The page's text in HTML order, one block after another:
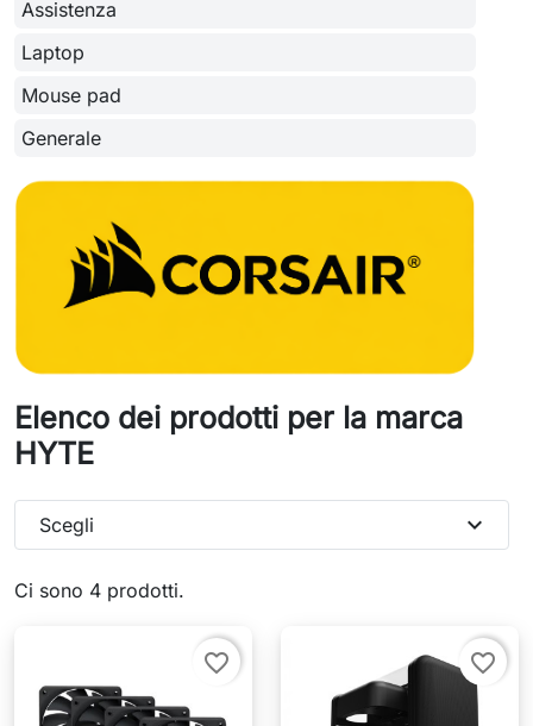
Assistenza
Laptop
Mouse pad
Generale
Elenco dei prodotti per la marca
HYTE
Ci sono 4 prodotti.
Scegli expand_more
favorite_border favorite_border